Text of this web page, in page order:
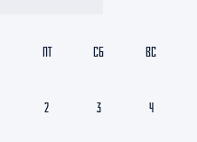
2 3 4
ПТ СБ ВС